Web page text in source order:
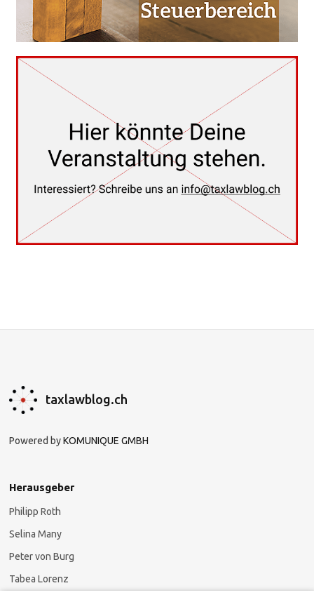
taxlawblog.ch
Powered byKOMUNIQUE GMBH
Herausgeber
Philipp Roth
Selina Many
Peter von Burg
Tabea Lorenz